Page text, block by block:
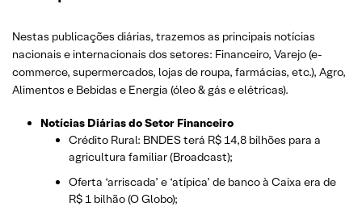
Nestas publicações diárias, trazemos as principais notícias
nacionais e internacionais dos setores: Financeiro, Varejo(e-
commerce, supermercados, lojas de roupa, farmácias, etc.), Agro,
Alimentos e Bebidas e Energia (óleo & gás e elétricas).
Notícias Diárias do Setor Financeiro
Crédito Rural: BNDES terá R$ 14,8 bilhões para a
agricultura familiar (Broadcast);
Oferta ‘arriscada’ e ‘atípica’ de banco à Caixa era de
R$ 1 bilhão (O Globo);